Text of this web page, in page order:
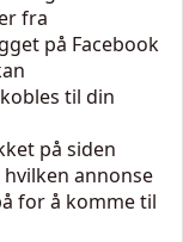
fra
på Facebook
til din
på siden
hvilken annonse
for å komme til